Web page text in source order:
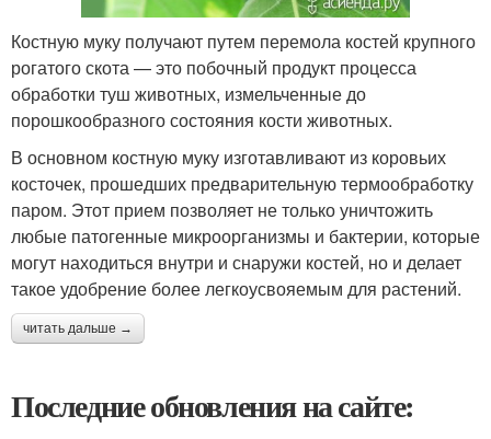
Костную муку получают путем перемола костей крупного
рогатого скота — это побочный продукт процесса
обработки туш животных, измельченные до
порошкообразного состояния кости животных.
В основном костную муку изготавливают из коровьих
косточек, прошедших предварительную термообработку
паром. Этот прием позволяет не только уничтожить
любые патогенные микроорганизмы и бактерии, которые
могут находиться внутри и снаружи костей, но и делает
такое удобрение более легкоусвояемым для растений.
читать дальше →
Последние обновления на сайте: